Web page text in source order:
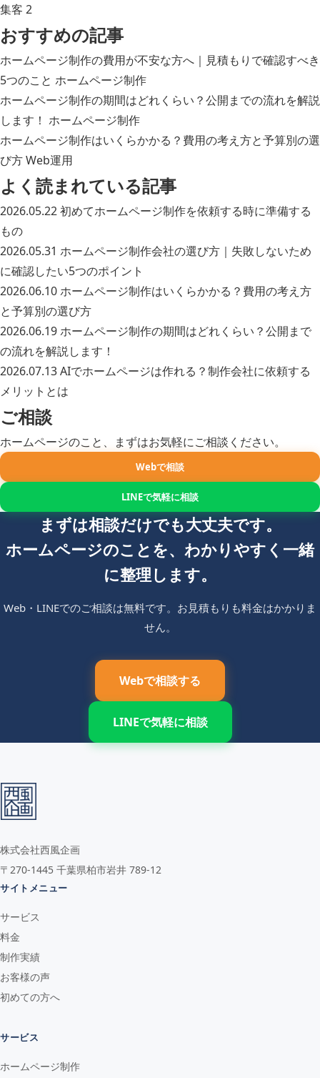
集客 2
おすすめの記事
ホームページ制作の費用が不安な方へ｜見積もりで確認すべき
5つのこと ホームページ制作
ホームページ制作の期間はどれくらい？公開までの流れを解説
します！ ホームページ制作
ホームページ制作はいくらかかる？費用の考え方と予算別の選
び方Web運用
よく読まれている記事
2026.05.22初めてホームページ制作を依頼する時に準備する
もの
2026.05.31 ホームページ制作会社の選び方｜失敗しないため
に確認したい5つのポイント
2026.06.10ホームページ制作はいくらかかる？費用の考え方
と予算別の選び方
2026.06.19ホームページ制作の期間はどれくらい？公開まで
の流れを解説します！
2026.07.13AIでホームページは作れる？制作会社に依頼する
メリットとは
ご相談
ホームページのこと、まずはお気軽にご相談ください。
Webで相談
LINEで気軽に相談
まずは相談だけでも大丈夫です。
ホームページのことを、わかりやすく一緒
に整理します。
Web・LINEでのご相談は無料です。お見積もりも料金はかかりま
せん。
Webで相談する
LINEで気軽に相談
株式会社西風企画
〒270-1445 千葉県柏市岩井 789-12
サイトメニュー
サービス
料金
制作実績
お客様の声
初めての方へ
サービス
ホームページ制作